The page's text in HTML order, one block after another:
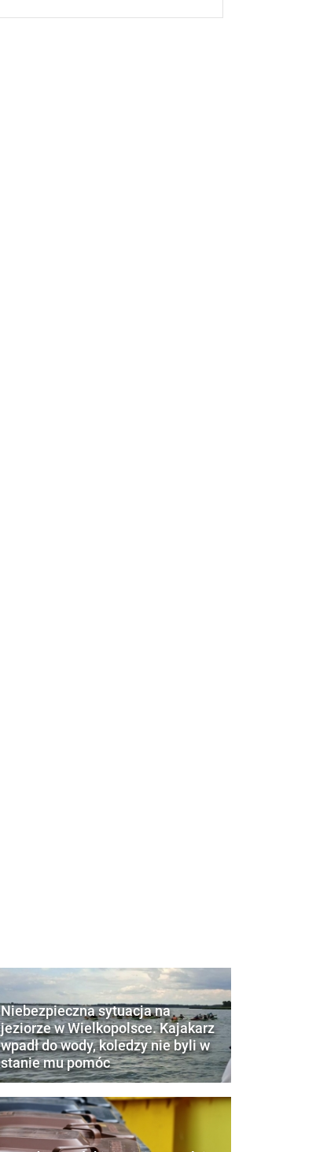
Niebezpieczna sytuacja na
jeziorze w Wielkopolsce. Kajakarz
wpadł do wody, koledzy nie byli w
stanie mu pomóc